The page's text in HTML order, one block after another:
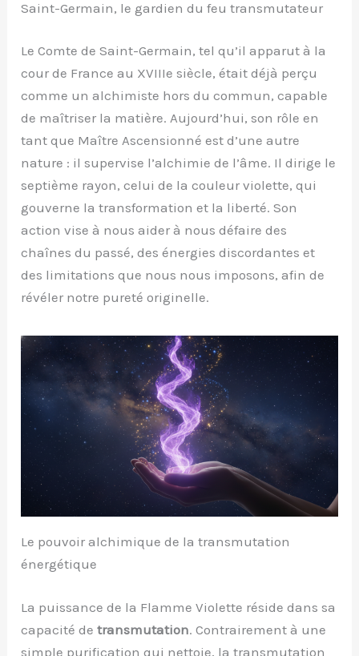
Saint-Germain, le gardien du feu transmutateur
Le Comte de Saint-Germain, tel qu’il apparut à la
cour de France au XVIIIe siècle, était déjà perçu
comme un alchimiste hors du commun, capable
de maîtriser la matière. Aujourd’hui, son rôle en
tant que Maître Ascensionné est d’une autre
nature : il supervise l’alchimie de l’âme. Il dirige le
septième rayon, celui de la couleur violette, qui
gouverne la transformation et la liberté. Son
action vise à nous aider à nous défaire des
chaînes du passé, des énergies discordantes et
des limitations que nous nous imposons, afin de
révéler notre pureté originelle.
Le pouvoir alchimique de la transmutation
énergétique
La puissance de la Flamme Violette réside dans sa
capacité detransmutation. Contrairement à une
simple purification qui nettoie, la transmutation